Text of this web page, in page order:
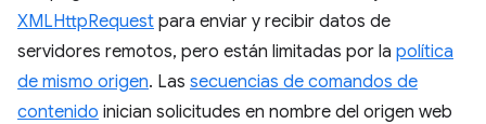
XMLHttpRequest para enviar y recibir datos de
servidores remotos, pero están limitadas por la política
de mismo origen. Las secuencias de comandos de
contenido inician solicitudes en nombre del origen web